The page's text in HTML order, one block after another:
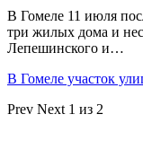
В Гомеле 11 июля
три жилых дома и
Лепешинского и…
В Гомеле участок
Prev Next 1 из 2